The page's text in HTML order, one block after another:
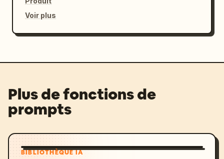
Voir plus
Plus de fonctions de
prompts
BIBLIOTHÈQUE IA